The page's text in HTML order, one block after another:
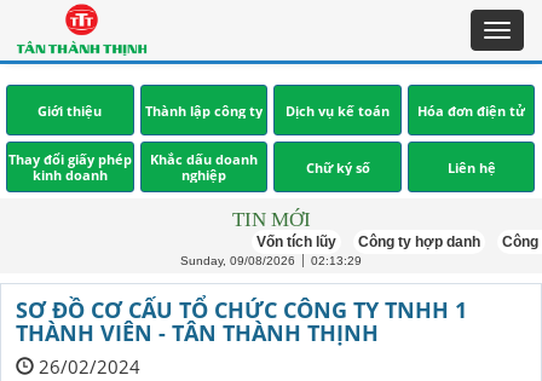
Giới thiệu Thành lập công ty Dịch vụ kế toán Hóa đơn điện tử
Thay đổi giấy phép
kinh doanh
Khắc dấu doanh
nghiệp
Chữ ký số Liên hệ
TIN MỚI
Vốn tích lũy Công ty hợp danh Công ty
Sunday, 09/08/2026 02:13:30
SƠ ĐỒ CƠ CẤU TỔ CHỨC CÔNG TY TNHH 1
THÀNH VIÊN - TÂN THÀNH THỊNH
26/02/2024